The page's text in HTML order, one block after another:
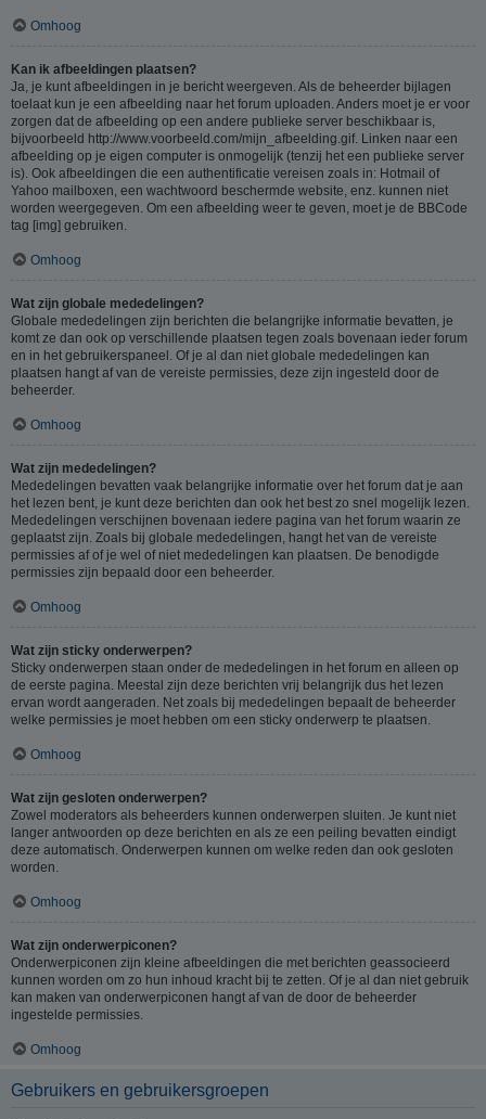
Omhoog
Kan ik afbeeldingen plaatsen?
Ja, je kunt afbeeldingen in je bericht weergeven. Als de beheerder bijlagen
toelaat kun je een afbeelding naar het forum uploaden. Anders moet je er voor
zorgen dat de afbeelding op een andere publieke server beschikbaar is,
bijvoorbeeld http://www.voorbeeld.com/mijn_afbeelding.gif. Linken naar een
afbeelding op je eigen computer is onmogelijk (tenzij het een publieke server
is). Ook afbeeldingen die een authentificatie vereisen zoals in: Hotmail of
Yahoo mailboxen, een wachtwoord beschermde website, enz. kunnen niet
worden weergegeven. Om een afbeelding weer te geven, moet je de BBCode
tag [img] gebruiken.
Omhoog
Wat zijn globale mededelingen?
Globale mededelingen zijn berichten die belangrijke informatie bevatten, je
komt ze dan ook op verschillende plaatsen tegen zoals bovenaan ieder forum
en in het gebruikerspaneel. Of je al dan niet globale mededelingen kan
plaatsen hangt af van de vereiste permissies, deze zijn ingesteld door de
beheerder.
Omhoog
Wat zijn mededelingen?
Mededelingen bevatten vaak belangrijke informatie over het forum dat je aan
het lezen bent, je kunt deze berichten dan ook het best zo snel mogelijk lezen.
Mededelingen verschijnen bovenaan iedere pagina van het forum waarin ze
geplaatst zijn. Zoals bij globale mededelingen, hangt het van de vereiste
permissies af of je wel of niet mededelingen kan plaatsen. De benodigde
permissies zijn bepaald door een beheerder.
Omhoog
Wat zijn sticky onderwerpen?
Sticky onderwerpen staan onder de mededelingen in het forum en alleen op
de eerste pagina. Meestal zijn deze berichten vrij belangrijk dus het lezen
ervan wordt aangeraden. Net zoals bij mededelingen bepaalt de beheerder
welke permissies je moet hebben om een sticky onderwerp te plaatsen.
Omhoog
Wat zijn gesloten onderwerpen?
Zowel moderators als beheerders kunnen onderwerpen sluiten. Je kunt niet
langer antwoorden op deze berichten en als ze een peiling bevatten eindigt
deze automatisch. Onderwerpen kunnen om welke reden dan ook gesloten
worden.
Omhoog
Wat zijn onderwerpiconen?
Onderwerpiconen zijn kleine afbeeldingen die met berichten geassocieerd
kunnen worden om zo hun inhoud kracht bij te zetten. Of je al dan niet gebruik
kan maken van onderwerpiconen hangt af van de door de beheerder
ingestelde permissies.
Omhoog
Gebruikers en gebruikersgroepen